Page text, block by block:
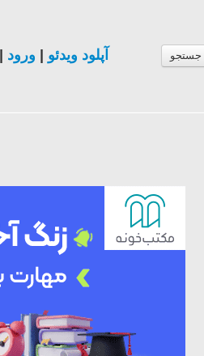
جستجو آپلود ویدئو ورود